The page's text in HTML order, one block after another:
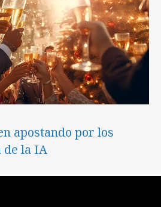
apostando por los
de la IA